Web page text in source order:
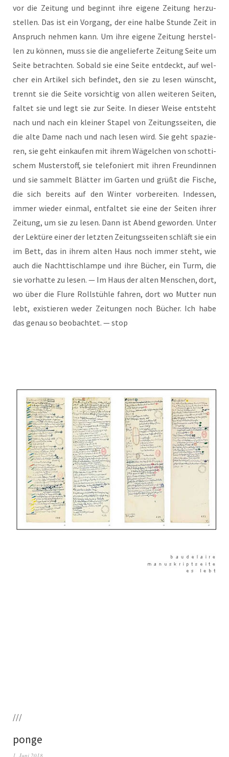
vor die Zei­tung und beginnt ihre eige­ne Zei­tung her­zu­
stel­len. Das ist ein Vor­gang, der eine hal­be Stun­de Zeit in
Anspruch neh­men kann. Um ihre eige­ne Zei­tung her­stel­
len zu kön­nen, muss sie die ange­lie­fer­te Zei­tung Sei­te um
Sei­te betrach­ten. Sobald sie eine Sei­te ent­deckt, auf wel­
cher ein Arti­kel sich befin­det, den sie zu lesen wünscht,
trennt sie die Sei­te vor­sich­tig von allen wei­te­ren Sei­ten,
fal­tet sie und legt sie zur Sei­te. In die­ser Wei­se ent­steht
nach und nach ein klei­ner Sta­pel von Zei­tungs­sei­ten, die
die alte Dame nach und nach lesen wird. Sie geht spa­zie­
ren, sie geht ein­kau­fen mit ihrem Wägel­chen von schot­ti­
schem Mus­ter­stoff, sie tele­fo­niert mit ihren Freun­din­nen
und sie sam­melt Blät­ter im Gar­ten und grüßt die Fische,
die sich bereits auf den Win­ter vor­be­rei­ten. Indes­sen,
immer wie­der ein­mal, ent­fal­tet sie eine der Sei­ten ihrer
Zei­tung, um sie zu lesen. Dann ist Abend gewor­den. Unter
der Lek­tü­re einer der letz­ten Zei­tungs­sei­ten schläft sie ein
im Bett, das in ihrem alten Haus noch immer steht, wie
auch die Nacht­tisch­lam­pe und ihre Bücher, ein Turm, die
sie vor­hat­te zu lesen. — Im Haus der alten Men­schen, dort,
wo über die Flu­re Roll­stüh­le fah­ren, dort wo Mut­ter nun
lebt, exis­tie­ren weder Zei­tun­gen noch Bücher. Ich habe
das genau so beob­ach­tet. — stop
///
ponge
1. Juni 2018